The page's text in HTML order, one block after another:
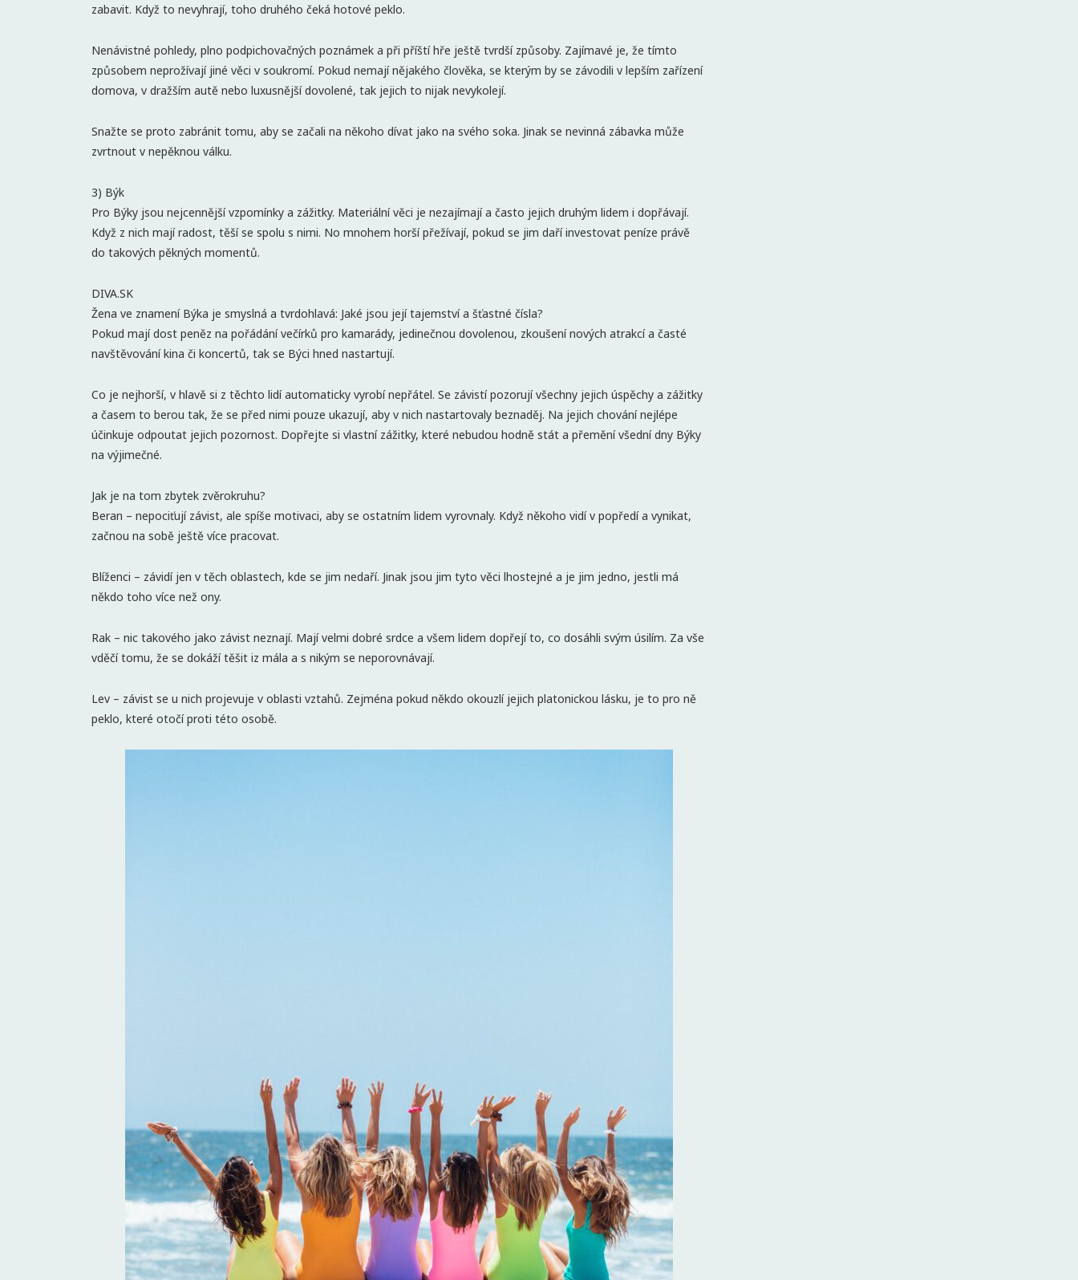
zabavit. Když to nevyhrají, toho druhého čeká hotové peklo.
Nenávistné pohledy, plno podpichovačných poznámek a při příští hře ještě tvrdší způsoby. Zajímavé je, že tímto
způsobem neprožívají jiné věci v soukromí. Pokud nemají nějakého člověka, se kterým by se závodili v lepším zařízení
domova, v dražším autě nebo luxusnější dovolené, tak jejich to nijak nevykolejí.
Snažte se proto zabránit tomu, aby se začali na někoho dívat jako na svého soka. Jinak se nevinná zábavka může
zvrtnout v nepěknou válku.
3) Býk
Pro Býky jsou nejcennější vzpomínky a zážitky. Materiální věci je nezajímají a často jejich druhým lidem i dopřávají.
Když z nich mají radost, těší se spolu s nimi. No mnohem horší přežívají, pokud se jim daří investovat peníze právě
do takových pěkných momentů.
DIVA.SK
Žena ve znamení Býka je smyslná a tvrdohlavá: Jaké jsou její tajemství a šťastné čísla?
Pokud mají dost peněz na pořádání večírků pro kamarády, jedinečnou dovolenou, zkoušení nových atrakcí a časté
navštěvování kina či koncertů, tak se Býci hned nastartují.
Co je nejhorší, v hlavě si z těchto lidí automaticky vyrobí nepřátel. Se závistí pozorují všechny jejich úspěchy a zážitky
a časem to berou tak, že se před nimi pouze ukazují, aby v nich nastartovaly beznaděj. Na jejich chování nejlépe
účinkuje odpoutat jejich pozornost. Dopřejte si vlastní zážitky, které nebudou hodně stát a přemění všední dny Býky
na výjimečné.
Jak je na tom zbytek zvěrokruhu?
Beran – nepociťují závist, ale spíše motivaci, aby se ostatním lidem vyrovnaly. Když někoho vidí v popředí a vynikat,
začnou na sobě ještě více pracovat.
Blíženci – závidí jen v těch oblastech, kde se jim nedaří. Jinak jsou jim tyto věci lhostejné a je jim jedno, jestli má
někdo toho více než ony.
Rak – nic takového jako závist neznají. Mají velmi dobré srdce a všem lidem dopřejí to, co dosáhli svým úsilím. Za vše
vděčí tomu, že se dokáží těšit iz mála a s nikým se neporovnávají.
Lev – závist se u nich projevuje v oblasti vztahů. Zejména pokud někdo okouzlí jejich platonickou lásku, je to pro ně
peklo, které otočí proti této osobě.